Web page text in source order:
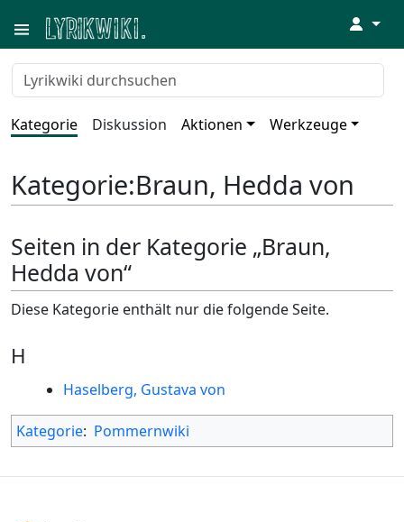
↓
Kategorie Diskussion Aktionen Werkzeuge
Kategorie:Braun, Hedda von
Seiten in der Kategorie „Braun,
Hedda von“
Diese Kategorie enthält nur die folgende Seite.
H
Haselberg, Gustava von
Kategorie: Pommernwiki